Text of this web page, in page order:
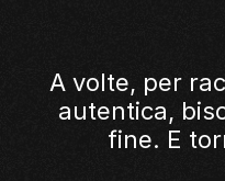
A volte, per
autentica,
fine. E